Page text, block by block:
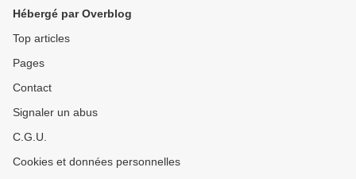
Hébergé par Overblog
Top articles
Pages
Contact
Signaler un abus
C.G.U.
Cookies et données personnelles